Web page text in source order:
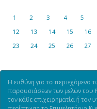
1 2 3 4 5
12
13 14 15 16
23
24 25 26 27
Η ευθύνη για το περιεχόμενο
παρουσιάσεων των μελών του
τον κάθε επιχειρηματία ή τον